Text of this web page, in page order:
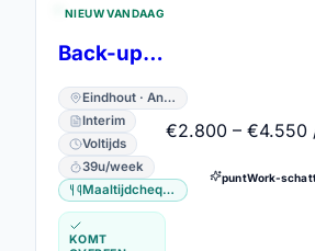
NIEUW VANDAAG
Back-up Foreman
Eindhout · Antwerpen
Interim
Voltijds
39u/week
Maaltijdcheques
KOMT
€2.800 – €4.550
puntWork-